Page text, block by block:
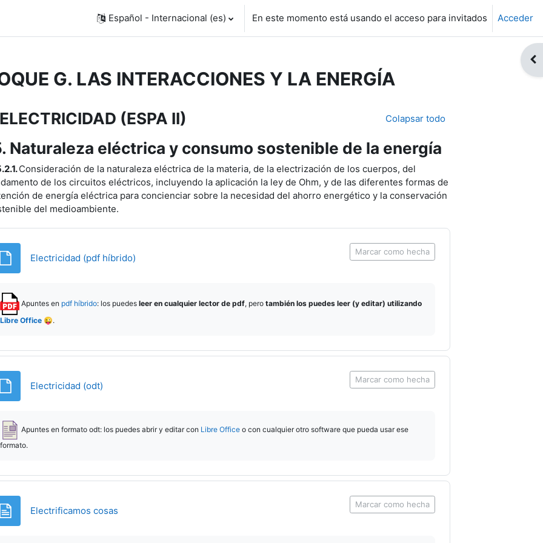
Español - Internacional ‎(es)‎ En este momento está usando el acceso para invitados Acceder
G. LAS INTERACCIONES Y LA ENERGÍA
de temas
ELECTRICIDAD (ESPA II) Colapsar todo
Naturaleza eléctrica y consumo sostenible de la energía
Consideración de la naturaleza eléctrica de la materia, de la electrización de los cuerpos, del
de los circuitos eléctricos, incluyendo la aplicación la ley de Ohm, y de las diferentes formas de
de energía eléctrica para concienciar sobre la necesidad del ahorro energético y la conservación
del medioambiente.
Electricidad (pdf híbrido)Archivo Marcar como hecha
Apuntes en pdf híbrido: los puedes leer en cualquier lector de pdf, pero también los puedes leer (y editar) utilizando
Libre Office😜.
Electricidad (odt)Archivo Marcar como hecha
Apuntes en formato odt: los puedes abrir y editar con Libre Officeo con cualquier otro software que pueda usar ese
formato.
Electrificamos cosasPágina Marcar como hecha